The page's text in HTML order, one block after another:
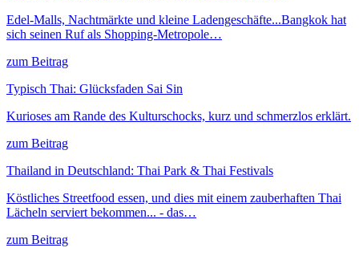
Edel-Malls, Nachtmärkte und kleine Ladengeschäfte...Bangkok hat
sich seinen Ruf als Shopping-Metropole…
zum Beitrag
Typisch Thai: Glücksfaden Sai Sin
Kurioses am Rande des Kulturschocks, kurz und schmerzlos erklärt.
zum Beitrag
Thailand in Deutschland: Thai Park & Thai Festivals
Köstliches Streetfood essen, und dies mit einem zauberhaften Thai
Lächeln serviert bekommen... - das…
zum Beitrag